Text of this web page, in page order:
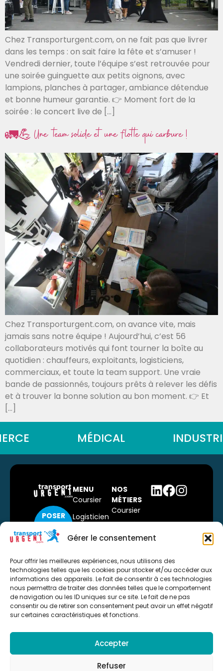
Gérer le consentement
Pour offrir les meilleures expériences, nous utilisons des
technologies telles que les cookies pour stocker et/ou accéder aux
informations des appareils. Le fait de consentir à ces technologies
nous permettra de traiter des données telles que le comportement
de navigation ou les ID uniques sur ce site. Le fait de ne pas
consentir ou de retirer son consentement peut avoir un effet négatif
sur certaines caractéristiques et fonctions.
Accepter
Refuser
Chez Transporturgent.com, on ne fait pas que livrer
dans les temps : on sait faire la fête et s’amuser !
Vendredi dernier, toute l’équipe s’est retrouvée pour
une soirée guinguette aux petits oignons, avec
lampions, planches à partager, ambiance détendue
et bonne humeur garantie. 👉 Moment fort de la
soirée : le concert live de […]
🚛💪 Une team solide et une flotte qui carbure !
Chez Transporturgent.com, on avance vite, mais
jamais sans notre équipe ! Aujourd’hui, c’est 56
collaborateurs motivés qui font tourner la boîte au
quotidien : chauffeurs, exploitants, logisticiens,
commerciaux, et toute la team support. Une vraie
bande de passionnés, toujours prêts à relever les défis
et à trouver la bonne solution au bon moment. 👉 Et
[…]
MÉDICAL INDUSTRIE
POSER
QUESTION
CONTACTER
UN
COMMERCIAL
POSTULER
MENU
Coursier
Logisticien
Qui
sommes-
News
Contact
Espace Pro
NOS
MÉTIERS
Coursier
Tournée
dédiée
kilomètre
Livraison à
domicile
Stockage
Passage à
Manutention